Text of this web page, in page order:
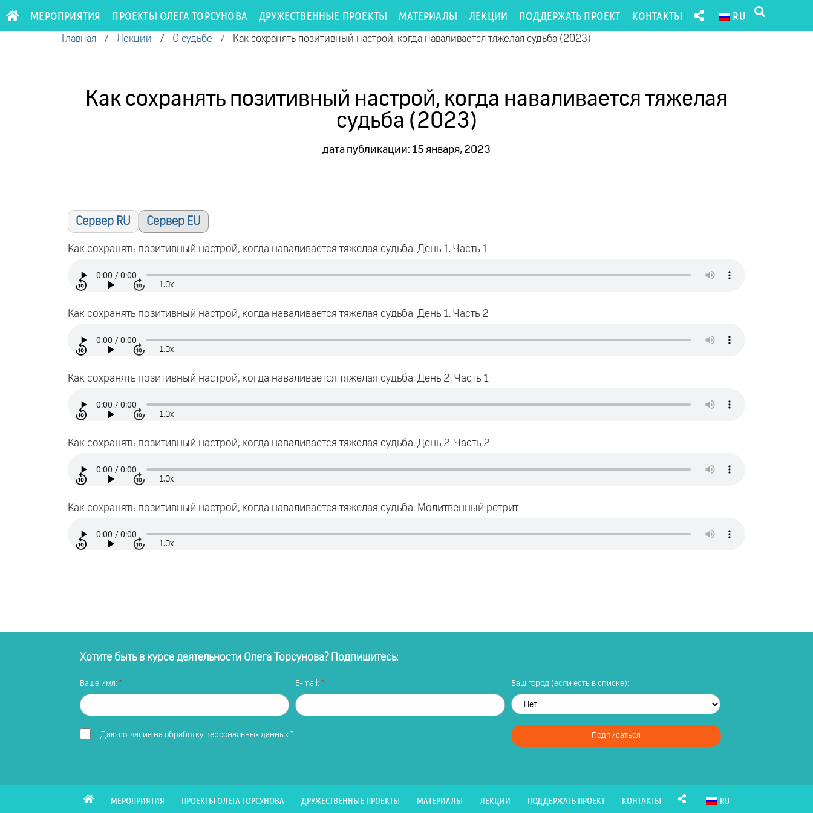
МЕРОПРИЯТИЯ ПРОЕКТЫ ОЛЕГА ТОРСУНОВА ДРУЖЕСТВЕННЫЕ ПРОЕКТЫ МАТЕРИАЛЫ ЛЕКЦИИ ПОДДЕРЖАТЬ ПРОЕКТ КОНТАКТЫ RU
Главная / Лекции / О судьбе / Как сохранять позитивный настрой, когда наваливается тяжелая судьба (2023)
Как сохранять позитивный настрой, когда наваливается тяжелая
судьба (2023)
дата публикации: 15 января, 2023
Сервер RU Сервер EU
Как сохранять позитивный настрой, когда наваливается тяжелая судьба. День 1. Часть 1
1.0x
Как сохранять позитивный настрой, когда наваливается тяжелая судьба. День 1. Часть 2
1.0x
Как сохранять позитивный настрой, когда наваливается тяжелая судьба. День 2. Часть 1
1.0x
Как сохранять позитивный настрой, когда наваливается тяжелая судьба. День 2. Часть 2
1.0x
Как сохранять позитивный настрой, когда наваливается тяжелая судьба. Молитвенный ретрит
1.0x
Хотите быть в курсе деятельности Олега Торсунова? Подпишитесь:
Ваше имя: E-mail: Ваш город (если есть в списке):
Даю согласие на обработку персональных данных* Подписаться
МЕРОПРИЯТИЯ ПРОЕКТЫ ОЛЕГА ТОРСУНОВА ДРУЖЕСТВЕННЫЕ ПРОЕКТЫ МАТЕРИАЛЫ ЛЕКЦИИ ПОДДЕРЖАТЬ ПРОЕКТ КОНТАКТЫ RU